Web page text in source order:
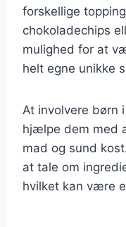
forskellige
chokoladechips
mulighed for at
helt egne unikke
At involvere børn
hjælpe dem med
mad og sund
at tale om
hvilket kan være